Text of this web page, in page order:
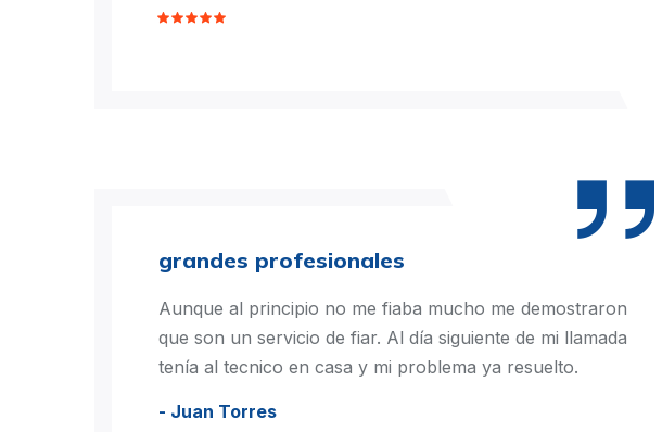
grandes profesionales
Aunque al principio no me fiaba mucho me demostraron
que son un servicio de fiar. Al día siguiente de mi llamada
tenía al tecnico en casa y mi problema ya resuelto.
- Juan Torres